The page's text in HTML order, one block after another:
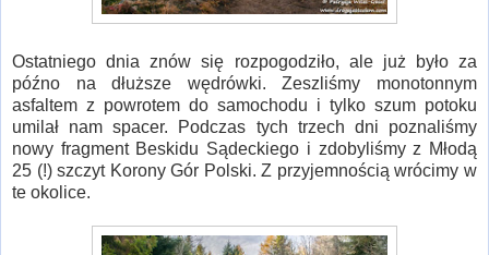
Ostatniego dnia znów się rozpogodziło, ale już było za
późno na dłuższe wędrówki. Zeszliśmy monotonnym
asfaltem z powrotem do samochodu i tylko szum potoku
umilał nam spacer. Podczas tych trzech dni poznaliśmy
nowy fragment Beskidu Sądeckiego i zdobyliśmy z Młodą
25 (!) szczyt Korony Gór Polski. Z przyjemnością wrócimy w
te okolice.